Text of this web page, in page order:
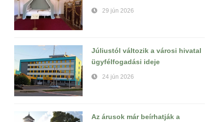
29 jún 2026
Júliustól változik a városi hivatal
ügyfélfogadási ideje
24 jún 2026
Az árusok már beírhatják a